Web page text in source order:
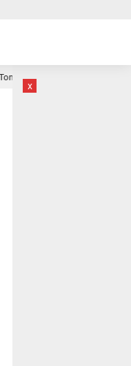
Bareskrim Buru
x